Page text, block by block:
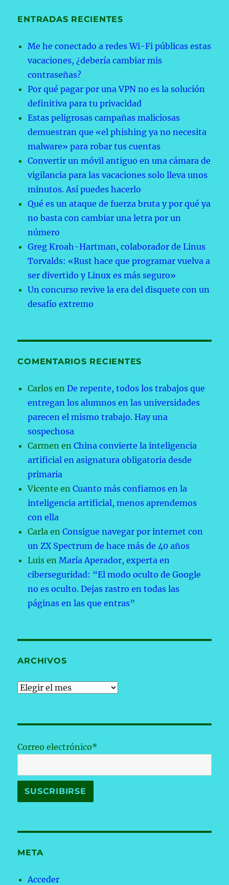
ENTRADAS RECIENTES
Me he conectado a redes Wi-Fi públicas estas
vacaciones, ¿debería cambiar mis
contraseñas?
Por qué pagar por una VPN no es la solución
definitiva para tu privacidad
Estas peligrosas campañas maliciosas
demuestran que «el phishing ya no necesita
malware» para robar tus cuentas
Convertir un móvil antiguo en una cámara de
vigilancia para las vacaciones solo lleva unos
minutos. Así puedes hacerlo
Qué es un ataque de fuerza bruta y por qué ya
no basta con cambiar una letra por un
número
Greg Kroah-Hartman, colaborador de Linus
Torvalds: «Rust hace que programar vuelva a
ser divertido y Linux es más seguro»
Un concurso revive la era del disquete con un
desafío extremo
COMENTARIOS RECIENTES
Carlos enDe repente, todos los trabajos que
entregan los alumnos en las universidades
parecen el mismo trabajo. Hay una
sospechosa
Carmen enChina convierte la inteligencia
artificial en asignatura obligatoria desde
primaria
Vicente enCuanto más confiamos en la
inteligencia artificial, menos aprendemos
con ella
Carla enConsigue navegar por internet con
un ZX Spectrum de hace más de 40 años
Luis enMaría Aperador, experta en
ciberseguridad: “El modo oculto de Google
no es oculto. Dejas rastro en todas las
páginas en las que entras”
ARCHIVOS
Archivos
Correo electrónico*
META
Acceder